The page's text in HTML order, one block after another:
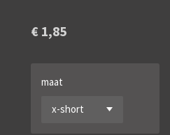
€ 1,85
maat